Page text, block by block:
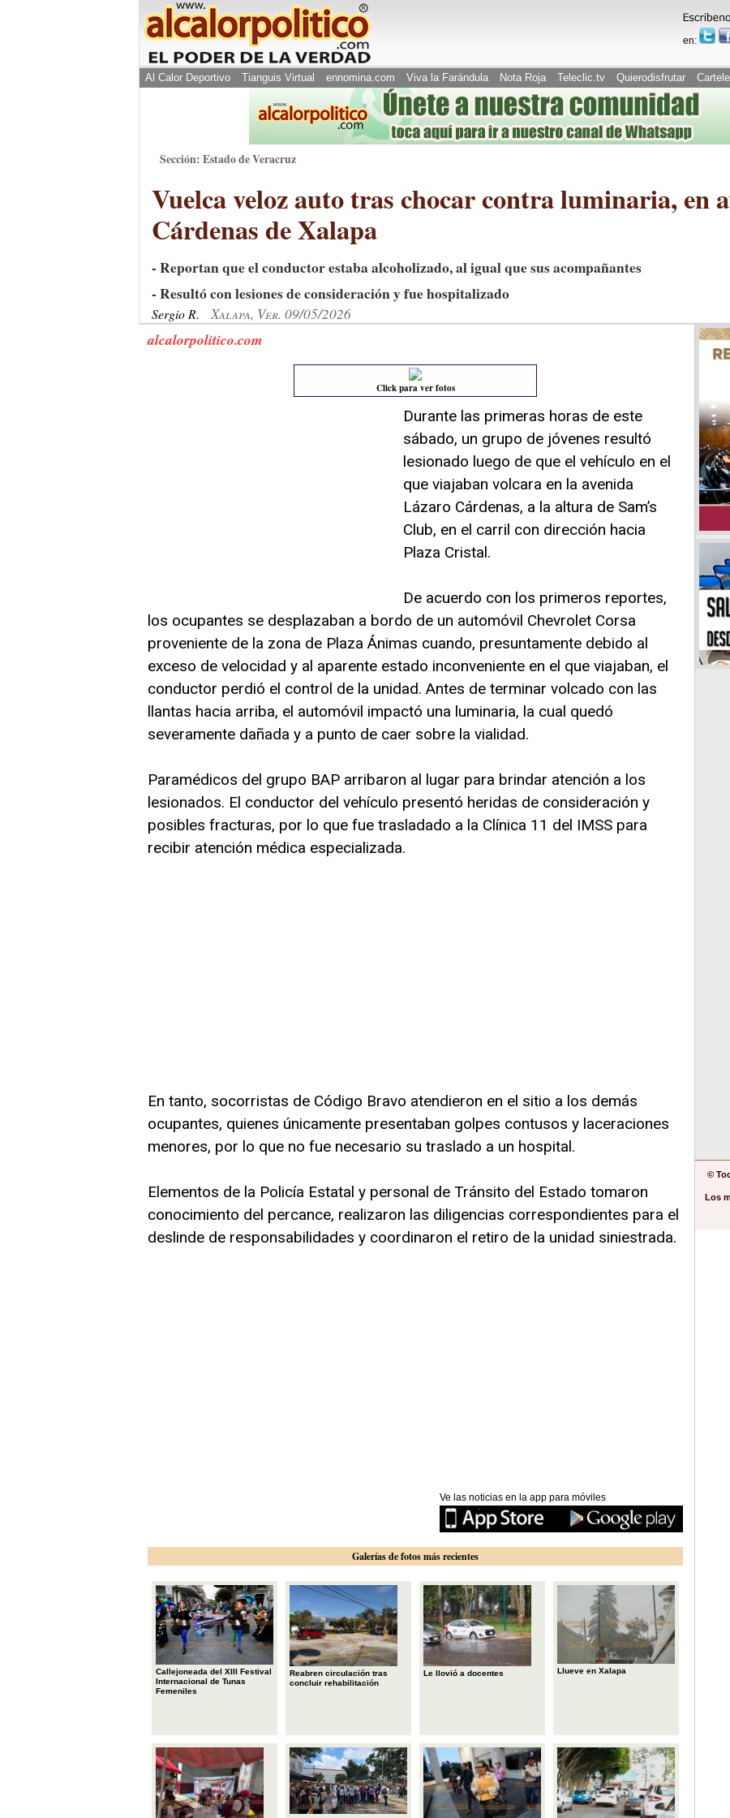
en:
Al Calor Deportivo Tianguis Virtual ennomina.com Viva la Farándula Nota Roja Teleclic.tv Quierodisfrutar
Sección: Estado de Veracruz
Vuelca veloz auto tras chocar contra luminaria, en
Cárdenas de Xalapa
- Reportan que el conductor estaba alcoholizado, al igual que sus acompañantes
- Resultó con lesiones de consideración y fue hospitalizado
Sergio R. Xalapa, Ver. 09/05/2026
alcalorpolitico.com
Click para ver fotos
Durante las primeras horas de este
sábado, un grupo de jóvenes resultó
lesionado luego de que el vehículo en el
que viajaban volcara en la avenida
Lázaro Cárdenas, a la altura de Sam’s
Club, en el carril con dirección hacia
Plaza Cristal.
De acuerdo con los primeros reportes,
los ocupantes se desplazaban a bordo de un automóvil Chevrolet Corsa
proveniente de la zona de Plaza Ánimas cuando, presuntamente debido al
exceso de velocidad y al aparente estado inconveniente en el que viajaban, el
conductor perdió el control de la unidad. Antes de terminar volcado con las
llantas hacia arriba, el automóvil impactó una luminaria, la cual quedó
severamente dañada y a punto de caer sobre la vialidad.
Paramédicos del grupo BAP arribaron al lugar para brindar atención a los
lesionados. El conductor del vehículo presentó heridas de consideración y
posibles fracturas, por lo que fue trasladado a la Clínica 11 del IMSS para
recibir atención médica especializada.
En tanto, socorristas de Código Bravo atendieron en el sitio a los demás
ocupantes, quienes únicamente presentaban golpes contusos y laceraciones
menores, por lo que no fue necesario su traslado a un hospital.
Elementos de la Policía Estatal y personal de Tránsito del Estado tomaron
conocimiento del percance, realizaron las diligencias correspondientes para el
deslinde de responsabilidades y coordinaron el retiro de la unidad siniestrada.
Ve las noticias en la app para móviles
Galerías de fotos más recientes
Callejoneada del XIII Festival
Internacional de Tunas
Femeniles
Reabren circulación tras
concluir rehabilitación
Le llovió a docentes Llueve en Xalapa
©
Los